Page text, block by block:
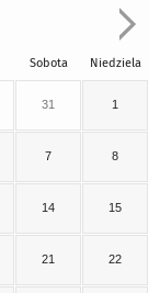
Sobota Niedziela
31 1
7 8
14 15
21 22